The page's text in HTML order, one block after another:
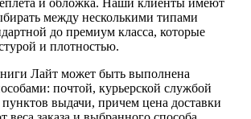
между несколькими типами
до премиум класса, которые
и плотностью.
Лайт может быть выполнена
почтой, курьерской службой
выдачи, причем цена доставки